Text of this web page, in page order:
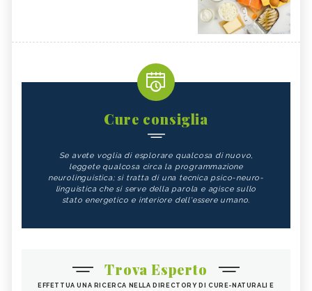
Cure consiglia
Se avete voglia di esplorare qualcosa di nuovo,
leggete qualcosa circa la programmazione
neurolinguistica; si tratta di una tecnica psico-neuro-
linguistica che si serve della parola e agisce sullo
stato energetico e interiore dell'essere umano.
Trova Esperto
EFFETTUA UNA RICERCA NELLA DIRECTORY DI CURE-NATURALI E